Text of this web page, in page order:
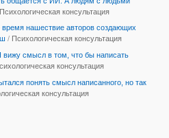
Психологическая консультация
нашествие авторов создающих
/ Психологическая консультация
вижу смысл в том, что бы написать
консультация
понять смысл написанного, но так
консультация